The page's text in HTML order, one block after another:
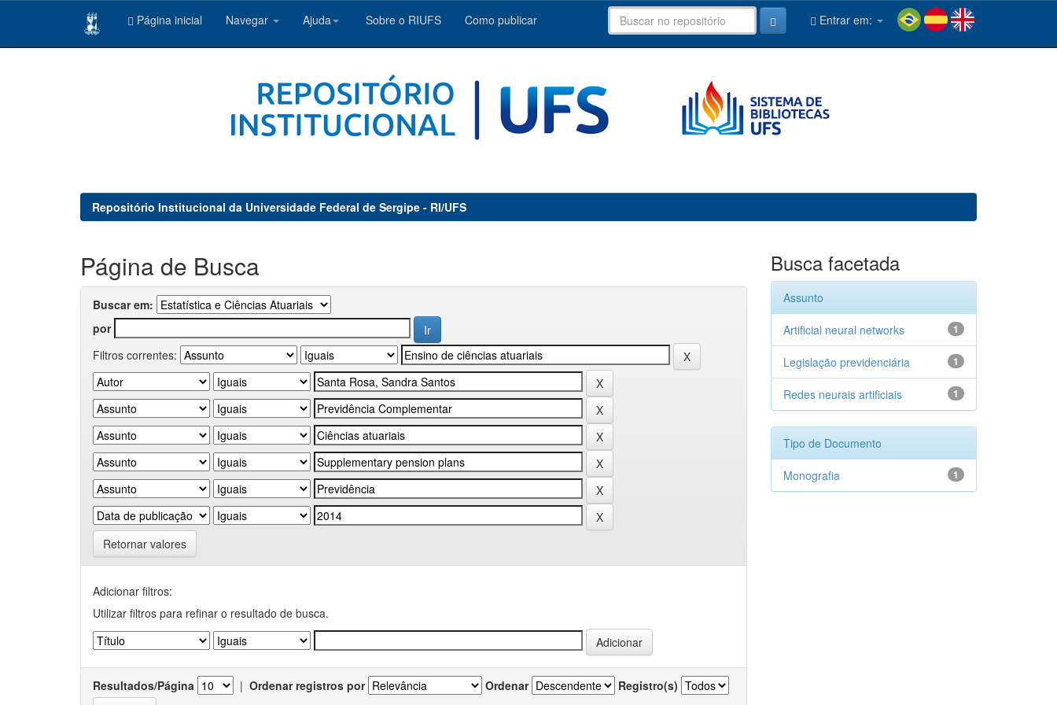
Página inicial Navegar Ajuda Sobre o RIUFS Como publicar Entrar em:
Repositório Institucional da Universidade Federal de Sergipe - RI/UFS
Página de Busca
Buscar em:
por
Filtros correntes:
Retornar valores
Adicionar filtros:
Utilizar filtros para refinar o resultado de busca.
Resultados/Página | Ordenar registros por Ordenar Registro(s)
Busca facetada
Assunto
1
Artificial neural networks
1
Legislação previdenciária
1
Redes neurais artificiais
Tipo de Documento
1
Monografia